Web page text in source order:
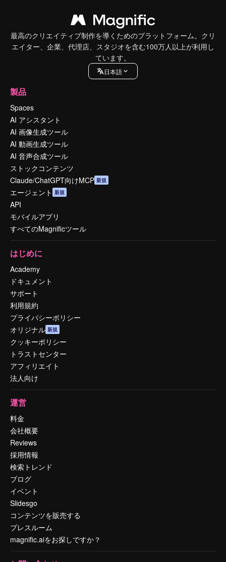
最高のクリエイティブ制作を導くためのプラットフォーム。クリ
エイター、企業、代理店、スタジオを含む100万人以上が利用し
ています。
日本語
製品
Spaces
AI アシスタント
AI 画像生成ツール
AI 動画生成ツール
AI 音声合成ツール
ストックコンテンツ
Claude/ChatGPT向けMCP 新規
エージェント 新規
API
モバイルアプリ
すべてのMagnificツール
はじめに
Academy
ドキュメント
サポート
利用規約
プライバシーポリシー
オリジナル 新規
クッキーポリシー
トラストセンター
アフィリエイト
法人向け
運営
料金
会社概要
Reviews
採用情報
検索トレンド
ブログ
イベント
Slidesgo
コンテンツを販売する
プレスルーム
magnific.aiをお探しですか？